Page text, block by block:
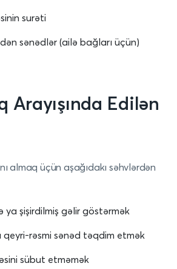
surəti
sənədlər (ailə bağları üçün)
Arayışında Edilən
almaq üçün aşağıdakı səhvlərdən
ya şişirdilmiş gəlir göstərmək
rəsmi sənəd təqdim etmək
sübut etməmək